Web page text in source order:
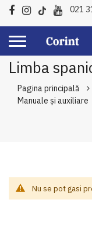
021
Limba
Pagina principală
Manuale şi auxiliare
Nu se pot gasi